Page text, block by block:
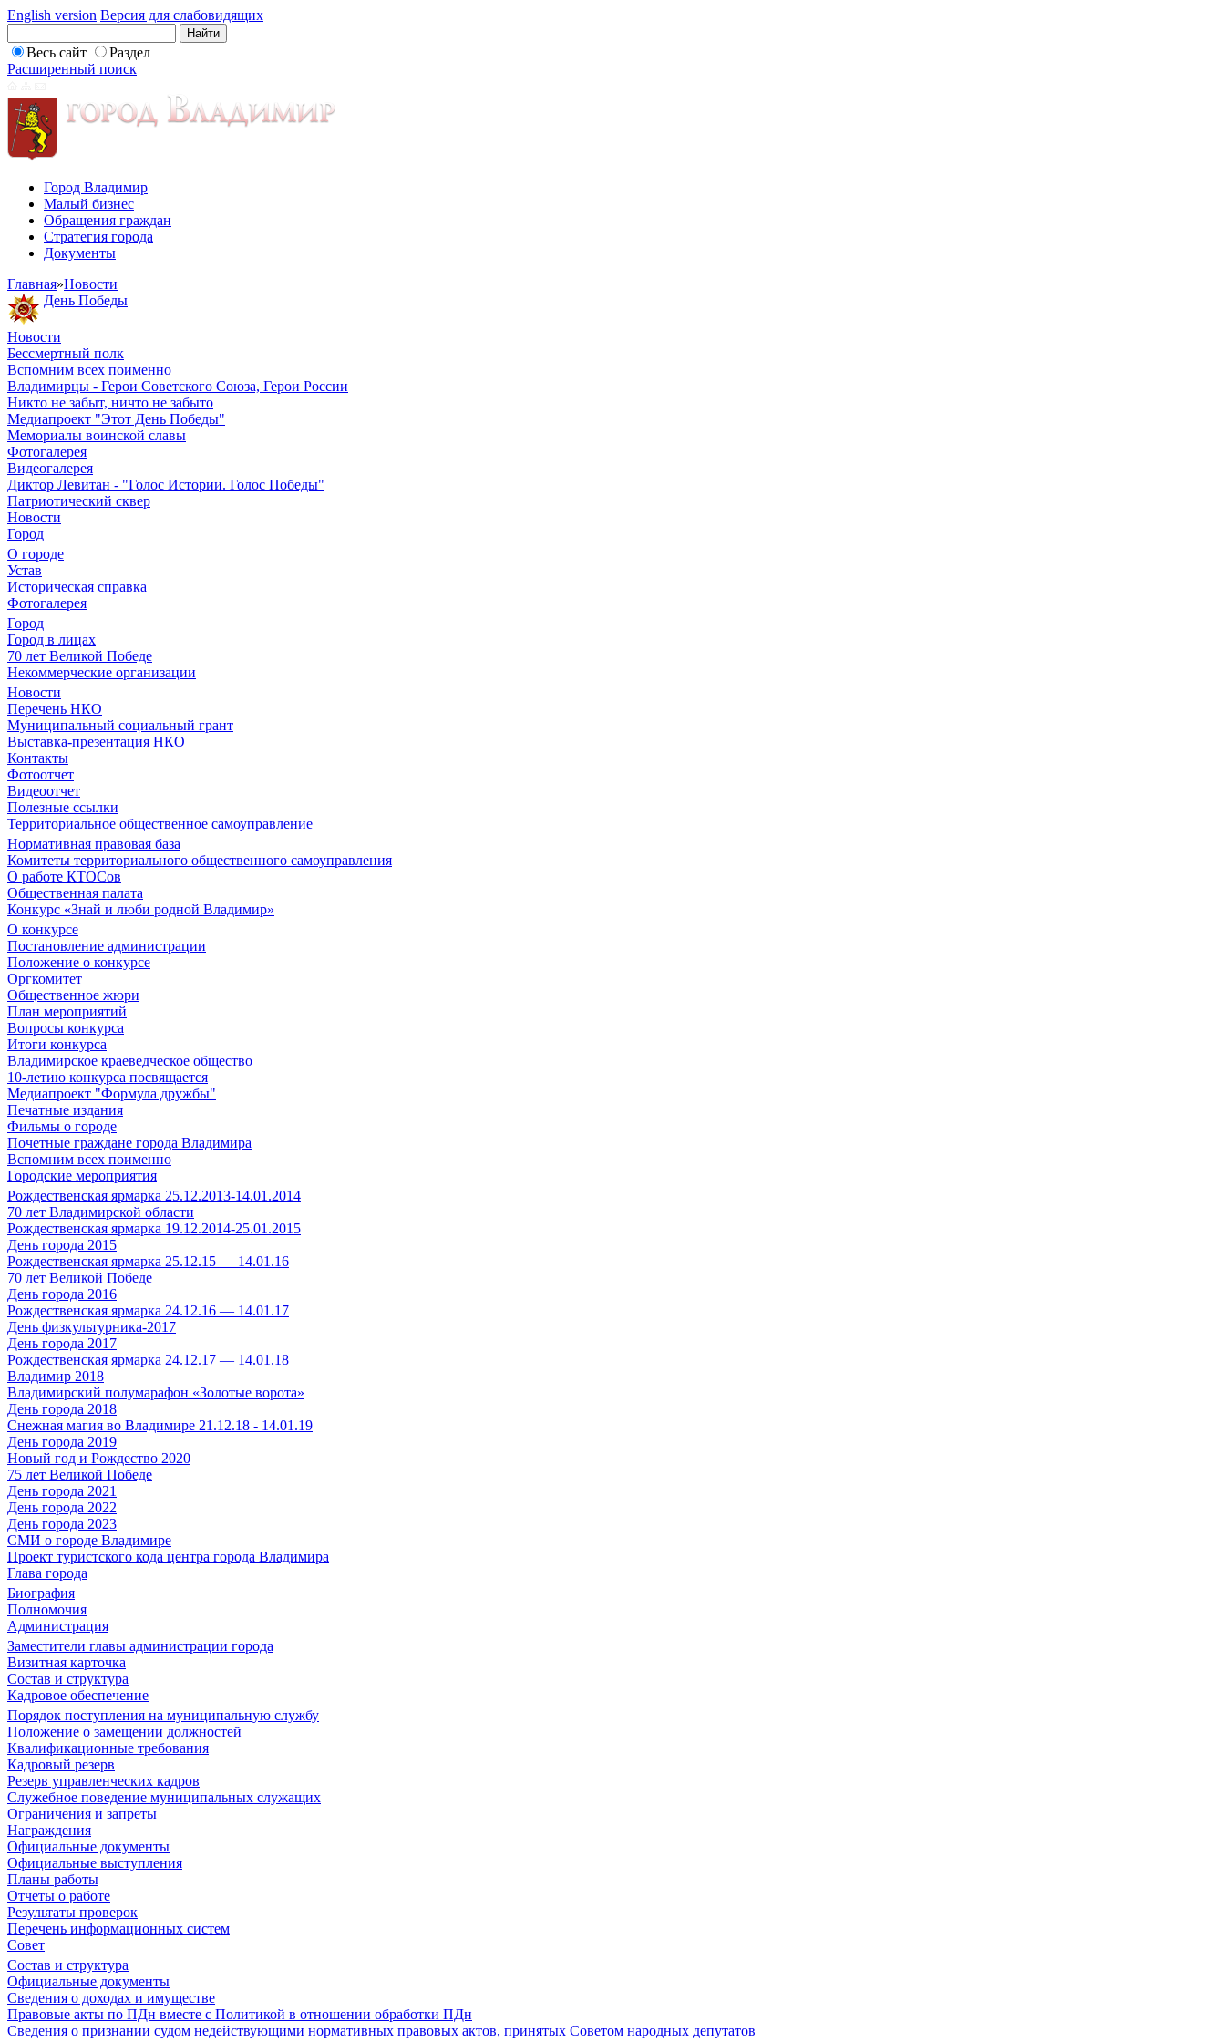
English version Версия для слабовидящих
Весь сайт
Раздел
Расширенный поиск
Город Владимир
Малый бизнес
Обращения граждан
Стратегия города
Документы
Главная»Новости
День Победы
Новости
Бессмертный полк
Вспомним всех поименно
Владимирцы - Герои Советского Союза, Герои России
Никто не забыт, ничто не забыто
Медиапроект "Этот День Победы"
Мемориалы воинской славы
Фотогалерея
Видеогалерея
Диктор Левитан - "Голос Истории. Голос Победы"
Патриотический сквер
Новости
Город
О городе
Устав
Историческая справка
Фотогалерея
Город
Город в лицах
70 лет Великой Победе
Некоммерческие организации
Новости
Перечень НКО
Муниципальный социальный грант
Выставка-презентация НКО
Контакты
Фотоотчет
Видеоотчет
Полезные ссылки
Территориальное общественное самоуправление
Нормативная правовая база
Комитеты территориального общественного самоуправления
О работе КТОСов
Общественная палата
Конкурс «Знай и люби родной Владимир»
О конкурсе
Постановление администрации
Положение о конкурсе
Оргкомитет
Общественное жюри
План мероприятий
Вопросы конкурса
Итоги конкурса
Владимирское краеведческое общество
10-летию конкурса посвящается
Медиапроект "Формула дружбы"
Печатные издания
Фильмы о городе
Почетные граждане города Владимира
Вспомним всех поименно
Городские мероприятия
Рождественская ярмарка 25.12.2013-14.01.2014
70 лет Владимирской области
Рождественская ярмарка 19.12.2014-25.01.2015
День города 2015
Рождественская ярмарка 25.12.15 — 14.01.16
70 лет Великой Победе
День города 2016
Рождественская ярмарка 24.12.16 — 14.01.17
День физкультурника-2017
День города 2017
Рождественская ярмарка 24.12.17 — 14.01.18
Владимир 2018
Владимирский полумарафон «Золотые ворота»
День города 2018
Снежная магия во Владимире 21.12.18 - 14.01.19
День города 2019
Новый год и Рождество 2020
75 лет Великой Победе
День города 2021
День города 2022
День города 2023
СМИ о городе Владимире
Проект туристского кода центра города Владимира
Глава города
Биография
Полномочия
Администрация
Заместители главы администрации города
Визитная карточка
Состав и структура
Кадровое обеспечение
Порядок поступления на муниципальную службу
Положение о замещении должностей
Квалификационные требования
Кадровый резерв
Резерв управленческих кадров
Служебное поведение муниципальных служащих
Ограничения и запреты
Награждения
Официальные документы
Официальные выступления
Планы работы
Отчеты о работе
Результаты проверок
Перечень информационных систем
Совет
Состав и структура
Официальные документы
Сведения о доходах и имуществе
Правовые акты по ПДн вместе с Политикой в отношении обработки ПДн
Сведения о признании судом недействующими нормативных правовых актов, принятых Советом народных депутатов